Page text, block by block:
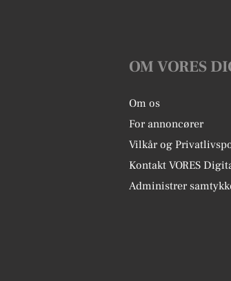
OM VORES
Om os
For annoncører
Vilkår og
Kontakt VORES
Administrer